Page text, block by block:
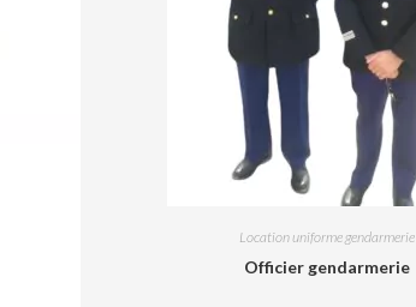
Location uniforme gendarmerie
Officier gendarmerie